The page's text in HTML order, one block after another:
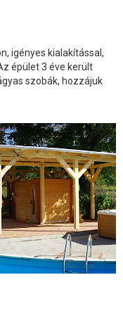
igényes kialakítással,
épület 3 éve került
szobák, hozzájuk